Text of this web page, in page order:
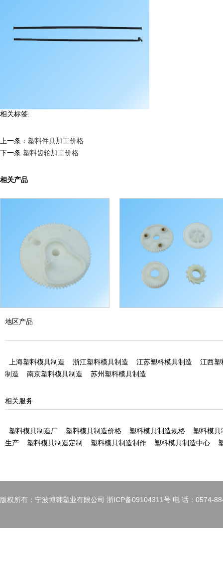
相关标签:
上一条： 塑料件具加工价格
下一条:塑料齿轮加工价格
相关产品
地区产品
上海塑料模具制造 浙江塑料模具制造 江苏塑料模具制造
江西塑
制造
南京塑料模具制造 苏州塑料模具制造
相关服务
塑料模具制造厂 塑料模具制造价格 塑料模具制造规格
塑料模
生产
塑料模具制造定制 塑料模具制造制作 塑料模具制造中心
版权所有：宁波博翱塑业有限公司 浙ICP备09104311号 电 话：0574-